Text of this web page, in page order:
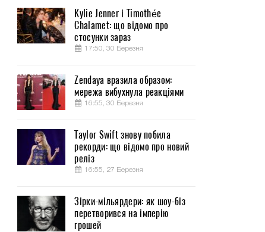
Kylie Jenner і Timothée
Chalamet: що відомо про
стосунки зараз
17:50, 30 Березня
Zendaya вразила образом:
мережа вибухнула реакціями
16:55, 30 Березня
Taylor Swift знову побила
рекорди: що відомо про новий
реліз
16:55, 27 Березня
Зірки-мільярдери: як шоу-біз
перетворився на імперію
грошей